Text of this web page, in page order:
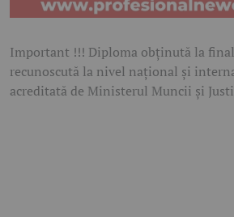
Important !!! Diploma obținută la
recunoscută la nivel național și
acreditată de Ministerul Muncii și